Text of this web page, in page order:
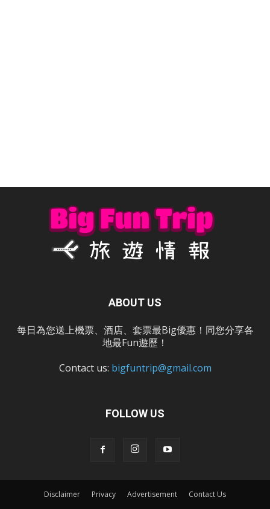
ABOUT US
每日為您送上機票、酒店、套票最Big優惠！同您分享各
地最Fun遊歷！
Contact us: bigfuntrip@gmail.com
FOLLOW US
Disclaimer Privacy Advertisement Contact Us